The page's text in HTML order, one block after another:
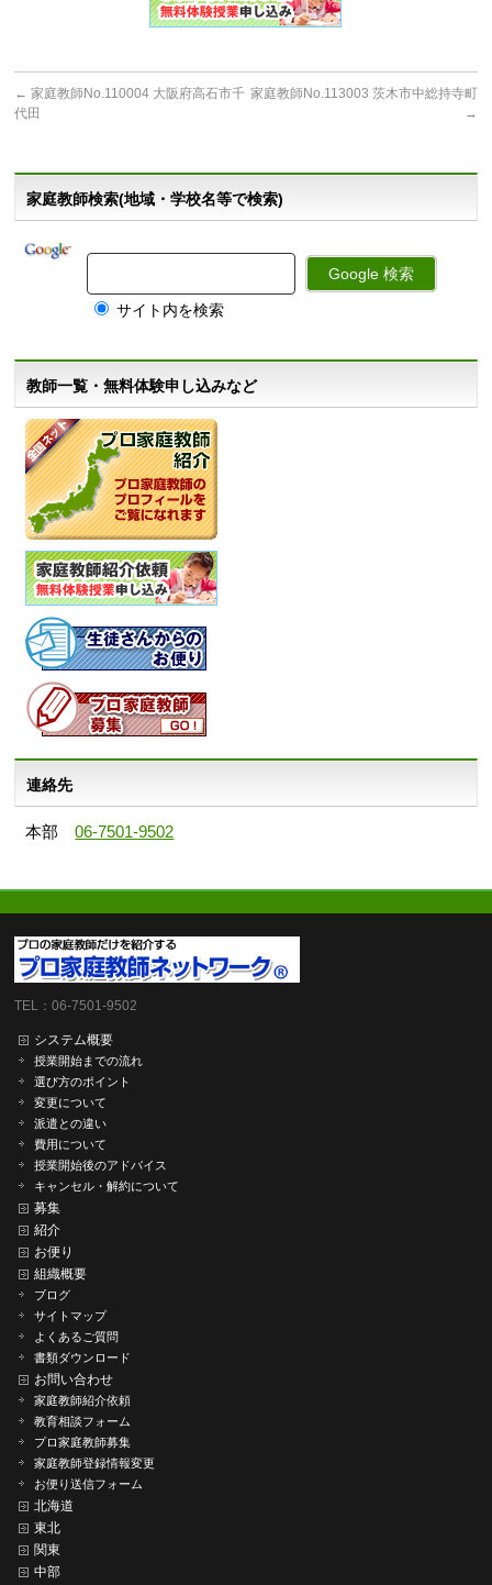
← 家庭教師No.110004 大阪府高石市千
代田
家庭教師No.113003 茨木市中総持寺町
→
家庭教師検索(地域・学校名等で検索)
サイト内を検索
教師一覧・無料体験申し込みなど
連絡先
本部06-7501-9502
TEL：06-7501-9502
システム概要
授業開始までの流れ
選び方のポイント
変更について
派遣との違い
費用について
授業開始後のアドバイス
キャンセル・解約について
募集
紹介
お便り
組織概要
ブログ
サイトマップ
よくあるご質問
書類ダウンロード
お問い合わせ
家庭教師紹介依頼
教育相談フォーム
プロ家庭教師募集
家庭教師登録情報変更
お便り送信フォーム
北海道
東北
関東
中部